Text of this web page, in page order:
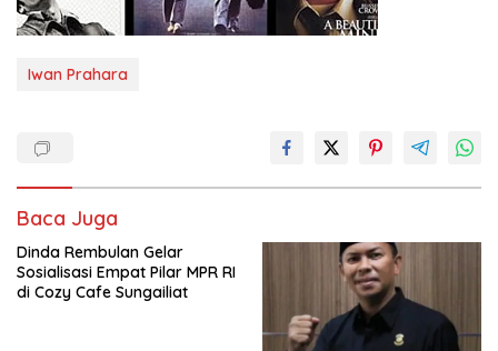
Iwan Prahara
Baca Juga
Dinda Rembulan Gelar
Sosialisasi Empat Pilar MPR RI
di Cozy Cafe Sungailiat